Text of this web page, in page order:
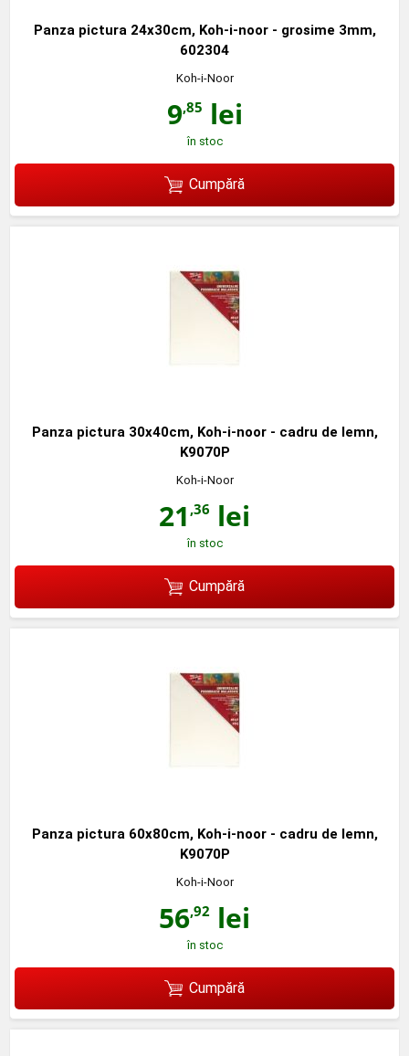
Panza pictura 24x30cm, Koh-i-noor - grosime 3mm,
602304
Koh-i-Noor
9,85 lei
în stoc
Cumpără
Panza pictura 30x40cm, Koh-i-noor - cadru de lemn,
K9070P
Koh-i-Noor
21 ,36 lei
în stoc
Cumpără
Panza pictura 60x80cm, Koh-i-noor - cadru de lemn,
K9070P
Koh-i-Noor
56,92 lei
în stoc
Cumpără